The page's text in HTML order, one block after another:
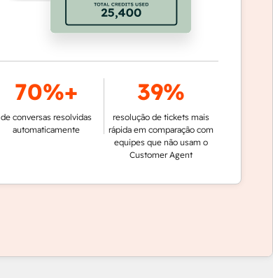
70%+
de conversas resolvidas
automaticamente
39%
resolução de tickets mais
rápida em comparação com
equipes que não usam o
Customer Agent